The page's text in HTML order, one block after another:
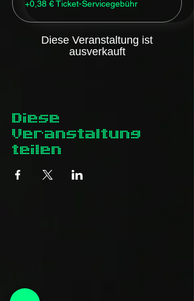
+0,38 € Ticket-Servicegebühr
Diese Veranstaltung ist
ausverkauft
Diese
Veranstaltung
teilen